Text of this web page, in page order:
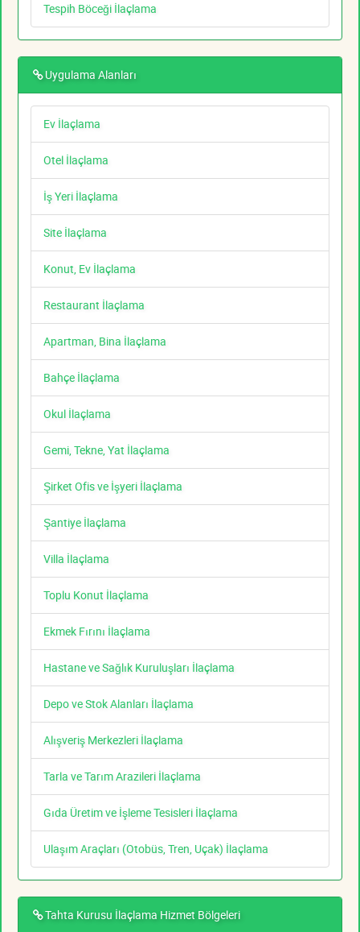
Tespih Böceği İlaçlama
Uygulama Alanları
Ev İlaçlama
Otel İlaçlama
İş Yeri İlaçlama
Site İlaçlama
Konut, Ev İlaçlama
Restaurant İlaçlama
Apartman, Bina İlaçlama
Bahçe İlaçlama
Okul İlaçlama
Gemi, Tekne, Yat İlaçlama
Şirket Ofis ve İşyeri İlaçlama
Şantiye İlaçlama
Villa İlaçlama
Toplu Konut İlaçlama
Ekmek Fırını İlaçlama
Hastane ve Sağlık Kuruluşları İlaçlama
Depo ve Stok Alanları İlaçlama
Alışveriş Merkezleri İlaçlama
Tarla ve Tarım Arazileri İlaçlama
Gıda Üretim ve İşleme Tesisleri İlaçlama
Ulaşım Araçları (Otobüs, Tren, Uçak) İlaçlama
Tahta Kurusu İlaçlama Hizmet Bölgeleri